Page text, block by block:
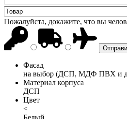
Пожалуйста, докажите, что вы
Фасад
на выбор (ДСП, МДФ ПВХ и
Материал корпуса
ДСП
Цвет
<
Белый